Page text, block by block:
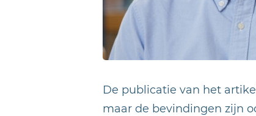
De publicatie van het
maar de bevindingen zijn